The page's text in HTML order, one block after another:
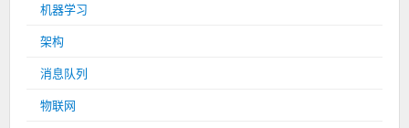
机器学习
架构
消息队列
物联网